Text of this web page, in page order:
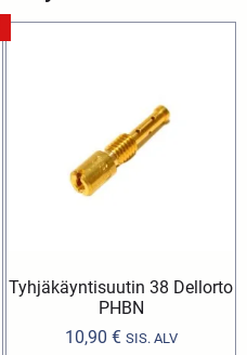
Tyhjäkäyntisuutin 38 Dellorto
PHBN
10,90 € SIS. ALV